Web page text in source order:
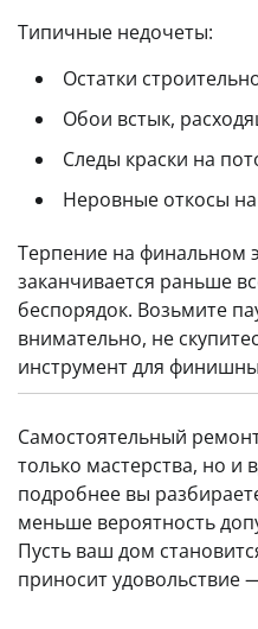
Типичные недочеты:
Остатки
Обои встык,
Следы краски на
Неровные откосы на
Терпение на финальном
заканчивается раньше
беспорядок. Возьмите
внимательно, не
инструмент для
Самостоятельный
только мастерства, но и
подробнее вы
меньше вероятность
Пусть ваш дом
приносит удовольствие